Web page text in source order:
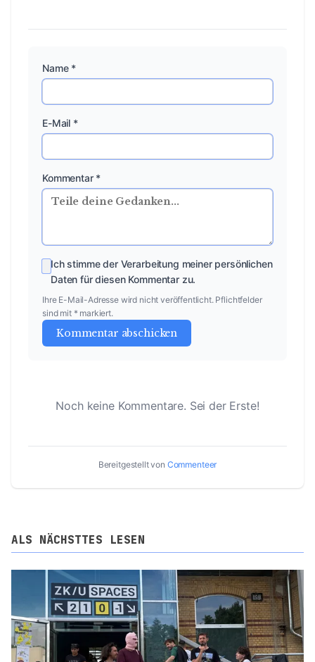
Name *
E-Mail *
Kommentar *
Ich stimme der Verarbeitung meiner persönlichen
Daten für diesen Kommentar zu.
Ihre E-Mail-Adresse wird nicht veröffentlicht. Pflichtfelder
sind mit * markiert.
Kommentar abschicken
Noch keine Kommentare. Sei der Erste!
Bereitgestellt von Commenteer
ALS NÄCHSTTES LESEN